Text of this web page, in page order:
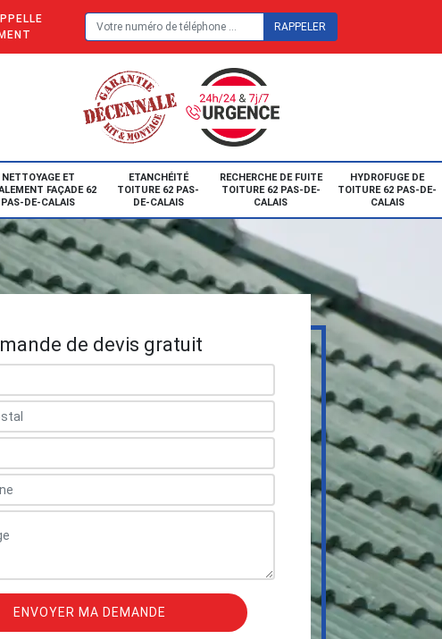
NETTOYAGE ET
FAÇADE 62
PAS-DE-CALAIS
ETANCHÉITÉ
TOITURE 62 PAS-
DE-CALAIS
RECHERCHE DE FUITE
TOITURE 62 PAS-DE-
CALAIS
HYDROFUGE DE
TOITURE 62 PAS-DE-
CALAIS
de devis gratuit